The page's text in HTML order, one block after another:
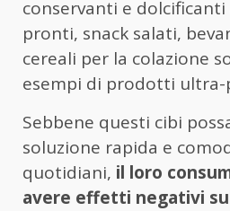
conservanti e
pronti, snack salati,
cereali per la colazione
esempi di prodotti ultra-
Sebbene questi cibi
soluzione rapida e
quotidiani, il loro
avere effetti negativi